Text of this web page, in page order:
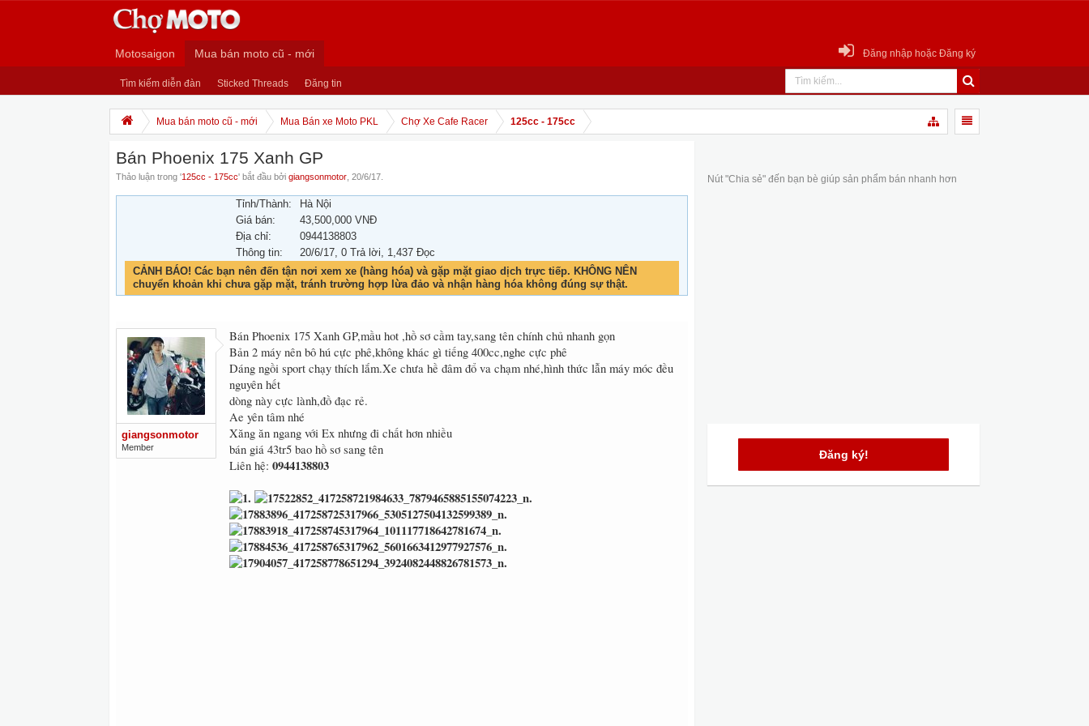
Motosaigon Mua bán moto cũ - mới
Tìm kiếm diễn đàn Sticked Threads Đăng tin
Đăng nhập hoặc Đăng ký
Mua bán moto cũ - mới Mua Bán xe Moto PKL Chợ Xe Cafe Racer 125cc - 175cc
Bán Phoenix 175 Xanh GP
Thảo luận trong '125cc - 175cc' bắt đầu bởi giangsonmotor 20/6/17
Tỉnh/Thành:
Hà Nội
Giá bán:
43,500,000 VNĐ
Địa chỉ:
0944138803
Thông tin:
20/6/17, 0 Trả lời, 1,437 Đọc
CẢNH BÁO! Các bạn nên đến tận nơi xem xe (hàng hóa) và gặp mặt giao dịch trực tiếp. KHÔNG NÊN
chuyển khoản khi chưa gặp mặt, tránh trường hợp lừa đảo và nhận hàng hóa không đúng sự thật.
giangsonmotor
Member
Bán Phoenix 175 Xanh GP,mầu hot ,hồ sơ cầm tay,sang tên chính chủ nhanh gọn
Bản 2 máy nên bô hú cực phê,không khác gì tiếng 400cc,nghe cực phê
Dáng ngồi sport chạy thích lắm.Xe chưa hề đâm đổ va chạm nhé,hình thức lẫn máy móc đều
nguyên hết
dòng này cực lành,đồ đạc rẻ.
Ae yên tâm nhé
Xăng ăn ngang với Ex nhưng đi chất hơn nhiều
bán giá 43tr5 bao hồ sơ sang tên
Liên hệ: 0944138803
Nút "Chia sẻ" đến bạn bè giúp sản phẩm bán nhanh hơn
Đăng ký!